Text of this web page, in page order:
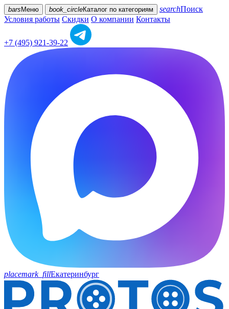
bars Меню book_circleКаталог по категориям searchПоиск
Условия работы Скидки О компании Контакты
+7 (495) 921-39-22
placemark_fillЕкатеринбург